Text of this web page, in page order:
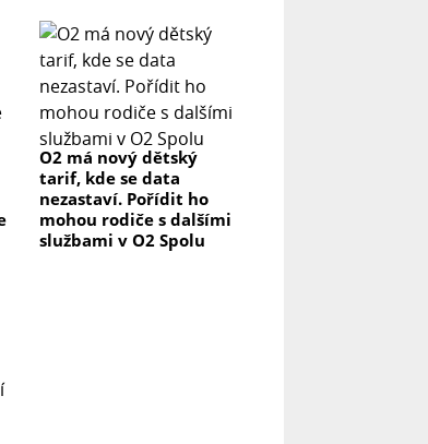
O2 má nový dětský
tarif, kde se data
nezastaví. Pořídit ho
mohou rodiče s dalšími
službami v O2 Spolu